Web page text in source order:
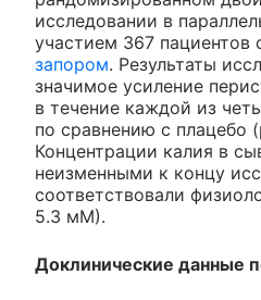
исследовании в
участием 367 пациентов
запором. Результаты
значимое усиление
в течение каждой из
по сравнению с плацебо
Концентрации калия в
неизменными к концу
соответствовали
5.3 мМ).
Доклинические данные